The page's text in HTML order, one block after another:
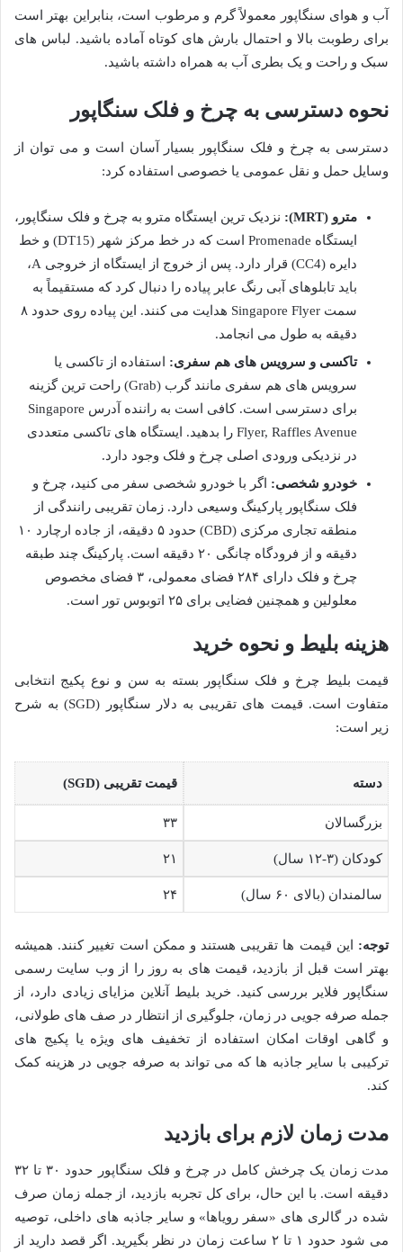
آب و هوای سنگاپور معمولاً گرم و مرطوب است، بنابراین بهتر است
برای رطوبت بالا و احتمال بارش های کوتاه آماده باشید. لباس های
سبک و راحت و یک بطری آب به همراه داشته باشید.
نحوه دسترسی به چرخ و فلک سنگاپور
دسترسی به چرخ و فلک سنگاپور بسیار آسان است و می توان از
وسایل حمل و نقل عمومی یا خصوصی استفاده کرد:
مترو (MRT):
نزدیک ترین ایستگاه مترو به چرخ و فلک سنگاپور،
ایستگاه Promenade است که در خط مرکز شهر (DT15) و خط
دایره (CC4) قرار دارد. پس از خروج از ایستگاه از خروجی A،
باید تابلوهای آبی رنگ عابر پیاده را دنبال کرد که مستقیماً به
سمت Singapore Flyer هدایت می کنند. این پیاده روی حدود ۸
دقیقه به طول می انجامد.
تاکسی و سرویس های هم سفری: استفاده از تاکسی یا
سرویس های هم سفری مانند گرب (Grab) راحت ترین گزینه
برای دسترسی است. کافی است به راننده آدرس Singapore
Flyer, Raffles Avenue را بدهید. ایستگاه های تاکسی متعددی
در نزدیکی ورودی اصلی چرخ و فلک وجود دارد.
خودرو شخصی: اگر با خودرو شخصی سفر می کنید، چرخ و
فلک سنگاپور پارکینگ وسیعی دارد. زمان تقریبی رانندگی از
منطقه تجاری مرکزی (CBD) حدود ۵ دقیقه، از جاده ارچارد ۱۰
دقیقه و از فرودگاه چانگی ۲۰ دقیقه است. پارکینگ چند طبقه
چرخ و فلک دارای ۲۸۴ فضای معمولی، ۳ فضای مخصوص
معلولین و همچنین فضایی برای ۲۵ اتوبوس تور است.
هزینه بلیط و نحوه خرید
قیمت بلیط چرخ و فلک سنگاپور بسته به سن و نوع پکیج انتخابی
متفاوت است. قیمت های تقریبی به دلار سنگاپور (SGD) به شرح
زیر است:
دسته قیمت تقریبی (SGD)
بزرگسالان ۳۳
کودکان (۳-۱۲ سال) ۲۱
سالمندان (بالای ۶۰ سال) ۲۴
توجه: این قیمت ها تقریبی هستند و ممکن است تغییر کنند. همیشه
بهتر است قبل از بازدید، قیمت های به روز را از وب سایت رسمی
سنگاپور فلایر بررسی کنید. خرید بلیط آنلاین مزایای زیادی دارد، از
جمله صرفه جویی در زمان، جلوگیری از انتظار در صف های طولانی،
و گاهی اوقات امکان استفاده از تخفیف های ویژه یا پکیج های
ترکیبی با سایر جاذبه ها که می تواند به صرفه جویی در هزینه کمک
کند.
مدت زمان لازم برای بازدید
مدت زمان یک چرخش کامل در چرخ و فلک سنگاپور حدود ۳۰ تا ۳۲
دقیقه است. با این حال، برای کل تجربه بازدید، از جمله زمان صرف
شده در گالری های «سفر رویاها» و سایر جاذبه های داخلی، توصیه
می شود حدود ۱ تا ۲ ساعت زمان در نظر بگیرید. اگر قصد دارید از